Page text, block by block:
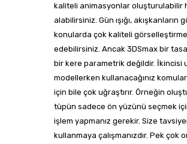
kaliteli animasyonlar oluşturulabilir
alabilirsiniz. Gün ışığı, akışkanların
konularda çok kaliteli
edebilirsiniz. Ancak 3DSmax bir
bir kere parametrik değildir. İkincisi
modellerken kullanacağınız
için bile çok uğraştırır. Örneğin
tüpün sadece ön yüzünü seçmek
işlem yapmanız gerekir. Size
kullanmaya çalışmanızdır. Pek çok